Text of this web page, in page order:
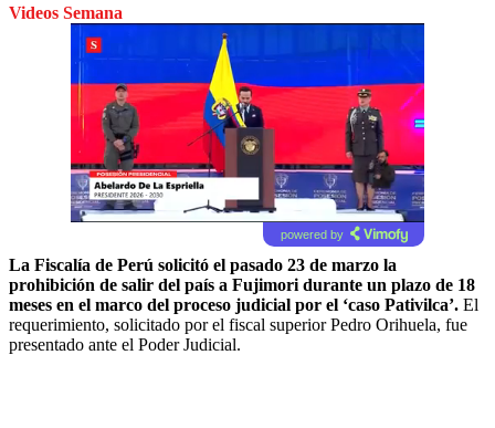
Videos Semana
powered by
La Fiscalía de Perú solicitó el pasado 23 de marzo la
prohibición de salir del país a Fujimori durante un plazo de 18
meses en el marco del proceso judicial por el ‘caso Pativilca’. El
requerimiento, solicitado por el fiscal superior Pedro Orihuela, fue
presentado ante el Poder Judicial.